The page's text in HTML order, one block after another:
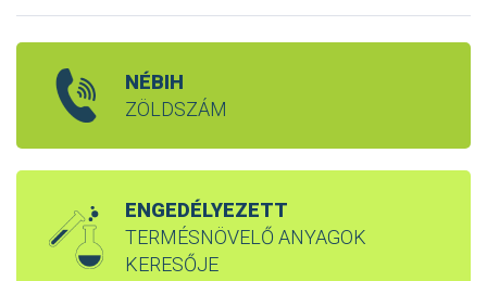
NÉBIH
ZÖLDSZÁM
ENGEDÉLYEZETT
TERMÉSNÖVELŐ ANYAGOK
KERESŐJE